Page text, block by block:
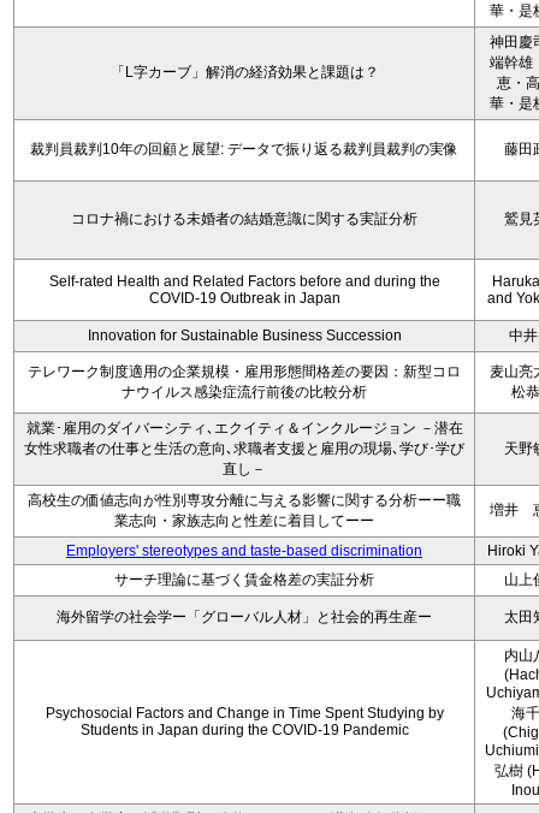
華・是
「L字カーブ」解消の経済効果と課題は？
神田慶
端幹雄
恵・
華・是
裁判員裁判10年の回顧と展望: データで振り返る裁判員裁判の実像 藤田
コロナ禍における未婚者の結婚意識に関する実証分析 鷲見
Self-rated Health and Related Factors before and during the
COVID-19 Outbreak in Japan
and
Innovation for Sustainable Business Succession 中
テレワーク制度適用の企業規模・雇用形態間格差の要因：新型コロ
ナウイルス感染症流行前後の比較分析
麦山亮
松
就業･雇用のダイバーシティ､エクイティ＆インクルージョン －潜在
女性求職者の仕事と生活の意向､求職者支援と雇用の現場､学び･学び
直し－
天野
高校生の価値志向が性別専攻分離に与える影響に関する分析ーー職
業志向・家族志向と性差に着目してーー
増井
Employers' stereotypes and taste-based discrimination
Hiroki
サーチ理論に基づく賃金格差の実証分析
山上
海外留学の社会学ー「グローバル人材」と社会的再生産ー 太田
Psychosocial Factors and Change in Time Spent Studying by
Students in Japan during the COVID-19 Pandemic
内山
海
弘樹